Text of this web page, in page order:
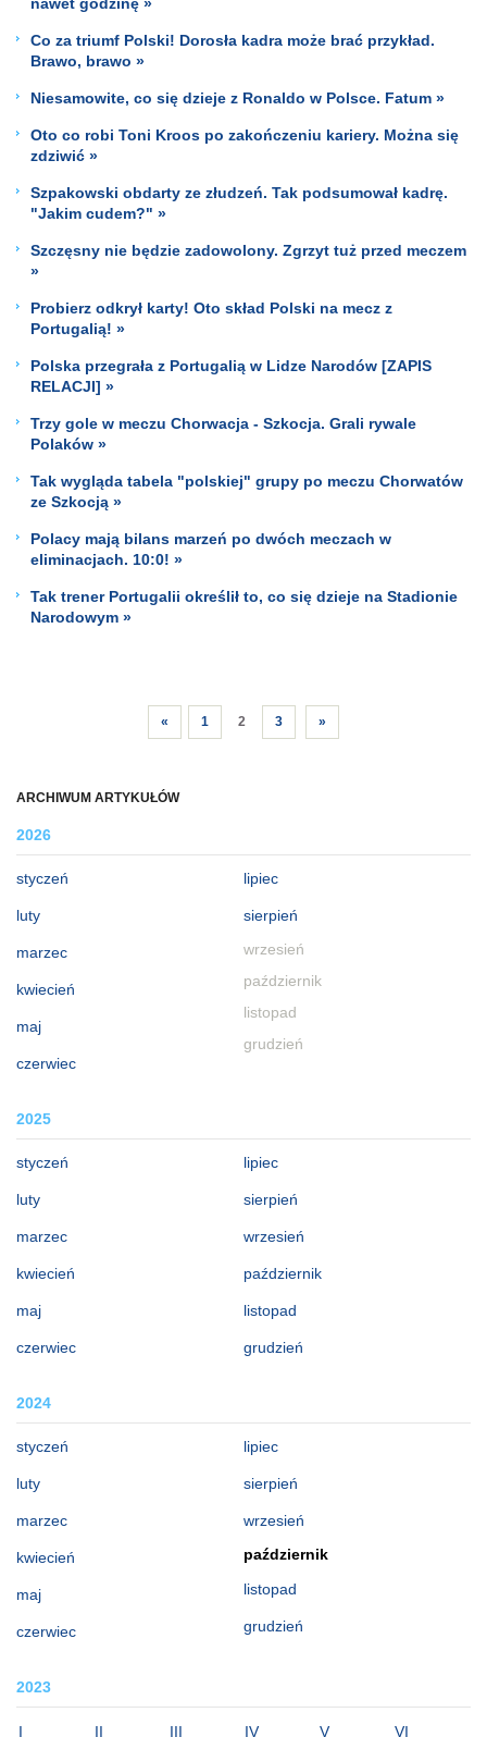
ARCHIWUM ARTYKUŁÓW
2026
styczeń
luty
marzec
kwiecień
maj
czerwiec
lipiec
sierpień
wrzesień
październik
listopad
grudzień
2025
styczeń
luty
marzec
kwiecień
maj
czerwiec
lipiec
sierpień
wrzesień
październik
listopad
grudzień
2024
styczeń
luty
marzec
kwiecień
maj
czerwiec
lipiec
sierpień
wrzesień
październik
listopad
grudzień
2023
I II III IV V VI
Co za triumf Polski! Dorosła kadra może brać przykład.
Brawo, brawo »
Niesamowite, co się dzieje z Ronaldo w Polsce. Fatum »
Oto co robi Toni Kroos po zakończeniu kariery. Można się
zdziwić »
Szpakowski obdarty ze złudzeń. Tak podsumował kadrę.
"Jakim cudem?" »
Szczęsny nie będzie zadowolony. Zgrzyt tuż przed meczem
»
Probierz odkrył karty! Oto skład Polski na mecz z
Portugalią! »
Polska przegrała z Portugalią w Lidze Narodów [ZAPIS
RELACJI] »
Trzy gole w meczu Chorwacja - Szkocja. Grali rywale
Polaków »
Tak wygląda tabela "polskiej" grupy po meczu Chorwatów
ze Szkocją »
Polacy mają bilans marzeń po dwóch meczach w
eliminacjach. 10:0! »
Tak trener Portugalii określił to, co się dzieje na Stadionie
Narodowym »
« 1 2 3 »